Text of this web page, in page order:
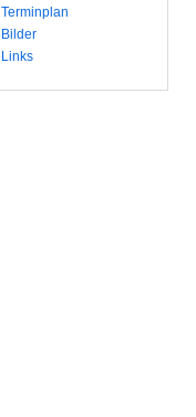
Terminplan
Bilder
Links